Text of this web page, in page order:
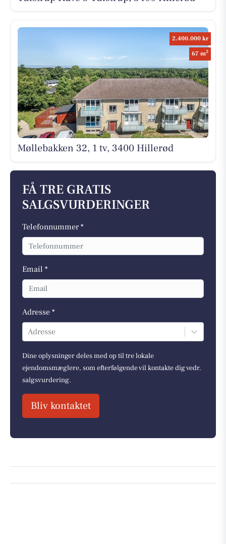
2.400.000 kr
67 m2
Møllebakken 32, 1 tv, 3400 Hillerød
FÅ TRE GRATIS
SALGSVURDERINGER
Telefonnummer *
Email *
Adresse *
Adresse
Dine oplysninger deles med op til tre lokale
ejendomsmæglere, som efterfølgende vil kontakte dig vedr.
salgsvurdering.
Bliv kontaktet